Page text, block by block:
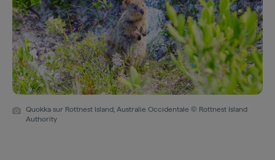
Quokka sur Rottnest Island, Australie Occidentale © Rottnest Island
Authority